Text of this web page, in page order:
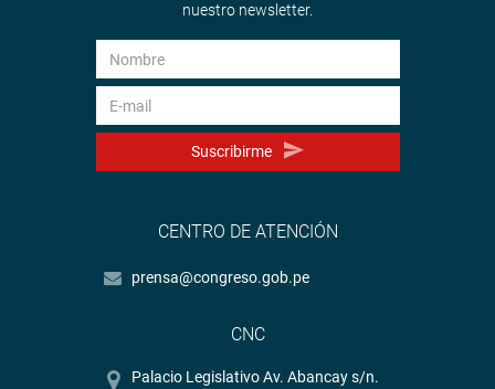
nuestro newsletter.
Suscribirme
CENTRO DE ATENCIÓN
prensa@congreso.gob.pe
CNC
Palacio Legislativo Av. Abancay s/n.